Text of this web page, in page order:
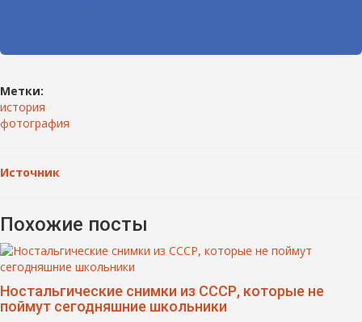
Метки:
история
фотография
Источник
Похожие посты
Ностальгические снимки из СССР, которые не
поймут сегодняшние школьники